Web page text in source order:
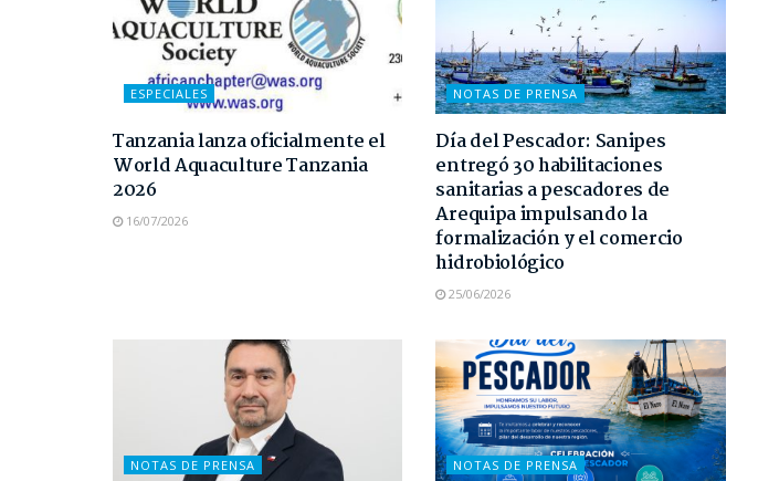
ESPECIALES
Tanzania lanza oficialmente el
World Aquaculture Tanzania
2026
16/07/2026
NOTAS DE PRENSA
Día del Pescador: Sanipes
entregó 30 habilitaciones
sanitarias a pescadores de
Arequipa impulsando la
formalización y el comercio
hidrobiológico
25/06/2026
NOTAS DE PRENSA NOTAS DE PRENSA